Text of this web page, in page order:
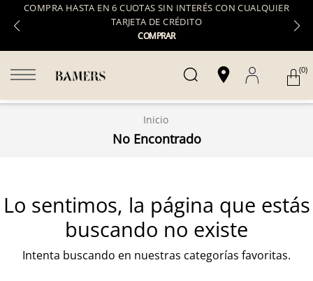
COMPRA HASTA EN 6 CUOTAS SIN INTERÉS CON CUALQUIER
TARJETA DE CRÉDITO
COMPRAR
(0)
Inicio
No Encontrado
Lo sentimos, la página que estás
buscando no existe
Intenta buscando en nuestras categorías favoritas.